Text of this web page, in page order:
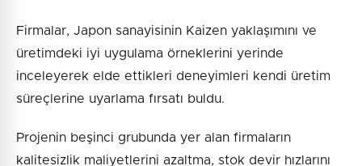
Firmalar, Japon sanayisinin Kaizen yaklaşımını ve
üretimdeki iyi uygulama örneklerini yerinde
inceleyerek elde ettikleri deneyimleri kendi üretim
süreçlerine uyarlama fırsatı buldu.
Projenin beşinci grubunda yer alan firmaların
kalitesizlik maliyetlerini azaltma, stok devir hızlarını